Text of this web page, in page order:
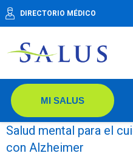
DIRECTORIO MÉDICO
MI SALUS
Salud mental para el
con Alzheimer